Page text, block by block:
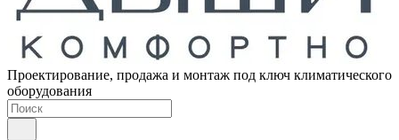
Проектирование, продажа и монтаж под ключ климатического
оборудования